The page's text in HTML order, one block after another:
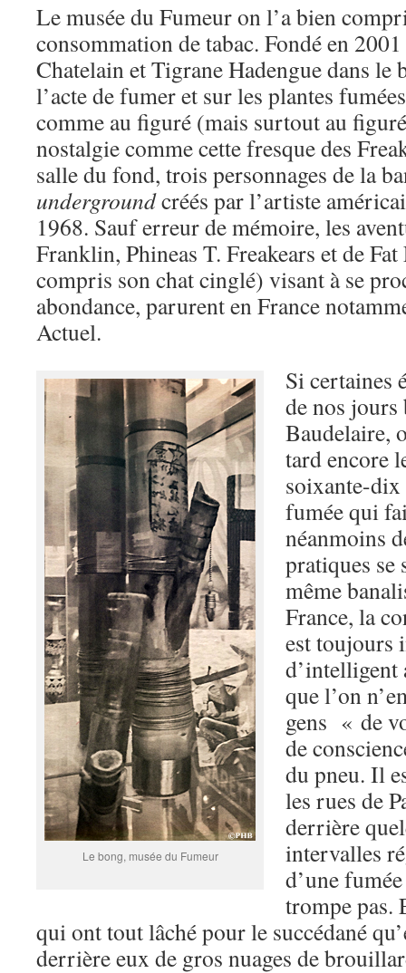
Le musée du Fumeur on l’a bien
consommation de tabac. Fondé en
Chatelain et Tigrane Hadengue dans le
l’acte de fumer et sur les plantes
comme au figuré (mais surtout au
nostalgie comme cette fresque des
salle du fond, trois personnages de la
undergroundcréés par l’artiste
1968. Sauf erreur de mémoire, les
Franklin, Phineas T. Freakears et de
compris son chat cinglé) visant à se
abondance, parurent en France
Actuel.
Le bong, musée du Fumeur
Si certaines
de nos jours
Baudelaire,
tard encore
soixante-dix
fumée qui
néanmoins
pratiques se
même
France, la
est toujours
d’intelligent
que l’on
gens « de
de
du pneu. Il
les rues de
derrière
intervalles
d’une
trompe pas.
qui ont tout lâché pour le succédané
derrière eux de gros nuages de